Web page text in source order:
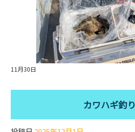
11月30日
カワハギ釣り